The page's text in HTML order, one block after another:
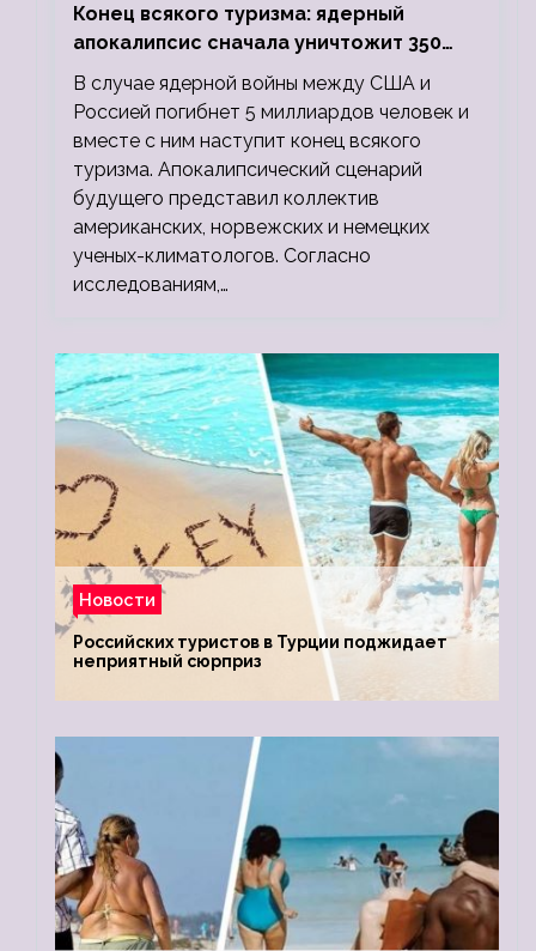
Конец всякого туризма: ядерный
апокалипсис сначала уничтожит 350
миллионов, а потом 5 миллиардов
людей
В случае ядерной войны между США и
Россией погибнет 5 миллиардов человек и
вместе с ним наступит конец всякого
туризма. Апокалипсический сценарий
будущего представил коллектив
американских, норвежских и немецких
ученых-климатологов. Согласно
исследованиям,…
Новости
Российских туристов в Турции поджидает
неприятный сюрприз